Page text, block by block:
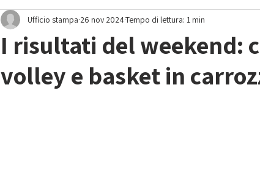
I risultati del weekend:
volley e basket in
Ufficio stampa 26 nov 2024Tempo di lettura: 1 min